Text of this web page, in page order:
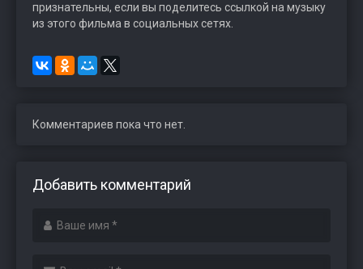
признательны, если вы поделитесь ссылкой на музыку
из этого фильма в социальных сетях.
Комментариев пока что нет.
Добавить комментарий